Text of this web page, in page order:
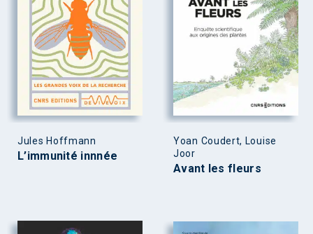
Jules Hoffmann
L’immunité innnée
Yoan Coudert, Louise
Joor
Avant les fleurs